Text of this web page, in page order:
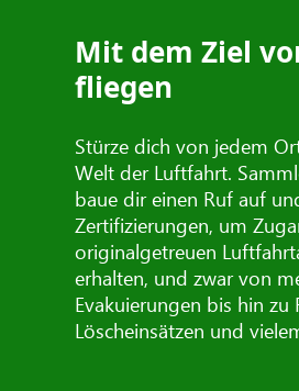
Mit dem Ziel
fliegen
Stürze dich von jedem
Welt der Luftfahrt.
baue dir einen Ruf auf
Zertifizierungen, um
originalgetreuen
erhalten, und zwar von
Evakuierungen bis hin zu
Löscheinsätzen und